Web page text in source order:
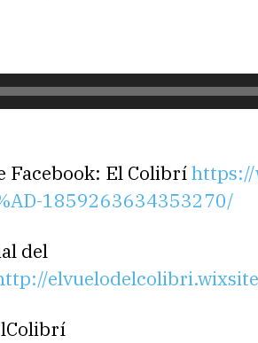
Facebook: El Colibríhttps://
1859263634353270/
del